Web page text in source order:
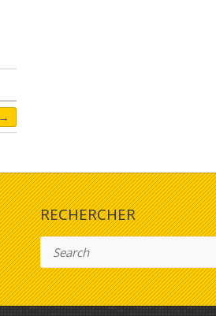
RECHERCHER
Search